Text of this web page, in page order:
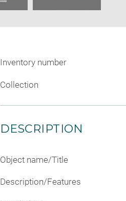
Inventory number
Collection
DESCRIPTION
Object name/Title
Description/Features